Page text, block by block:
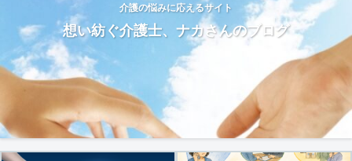
介護の悩みに応えるサイト
想い紡ぐ介護士、ナカさんのブログ